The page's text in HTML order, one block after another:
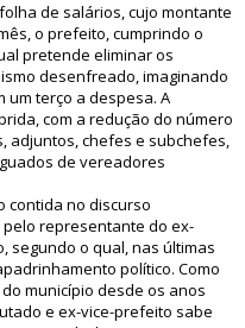
de salários, cujo montante
o prefeito, cumprindo o
pretende eliminar os
desenfreado, imaginando
um terço a despesa. A
com a redução do número
adjuntos, chefes e subchefes,
de vereadores
contida no discurso
representante do ex-
segundo o qual, nas últimas
político. Como
município desde os anos
e ex-vice-prefeito sabe